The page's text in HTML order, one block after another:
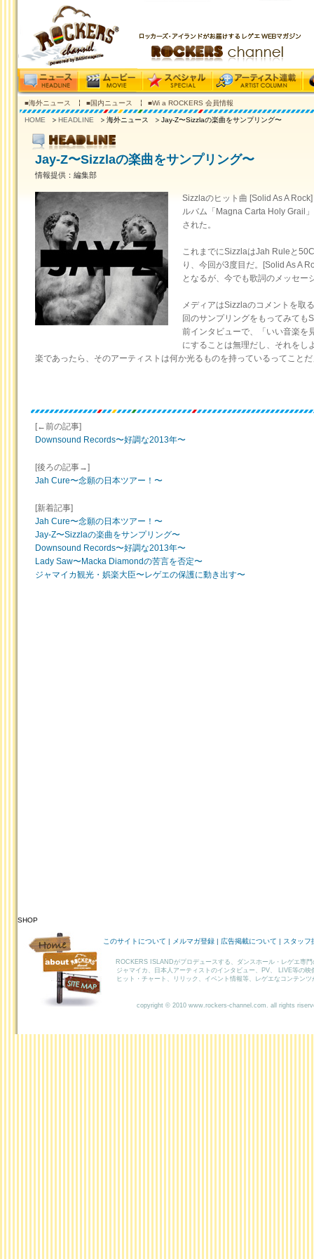
■海外ニュース ■国内ニュース ■Wi a ROCKERS 会員情報
HOME HEADLINE 海外ニュース Jay-Z〜Sizzlaの楽曲をサンプリング〜
Jay-Z〜Sizzlaの楽曲をサンプリング〜
情報提供：編集部
Sizzlaのヒット曲 [Solid As A
ルバム「Magna Carta Holy Grail
された。
これまでにSizzlaはJah Ruleと
り、今回が3度目だ。[Solid As A
となるが、今でも歌詞のメッセー
メディアはSizzlaのコメントを取
回のサンプリングをもってみても
前インタビューで、「いい音楽を
にすることは無理だし、それをし
楽であったら、そのアーティストは何か光るものを持っているってこと
[←前の記事]
Downsound Records〜好調な2013年〜
[後ろの記事→]
Jah Cure〜念願の日本ツアー！〜
[新着記事]
Jah Cure〜念願の日本ツアー！〜
Jay-Z〜Sizzlaの楽曲をサンプリング〜
Downsound Records〜好調な2013年〜
Lady Saw〜Macka Diamondの苦言を否定〜
ジャマイカ観光・娯楽大臣〜レゲエの保護に動き出す〜
HOME
ABOUT
ROCKERS
SITEMAP
SHOP
このサイトについて | メルマガ登録 | 広告掲載について | スタッフ
ROCKERS ISLANDがプロデュースする、ダンスホール・レゲエ専
ジャマイカ、日本人アーティストのインタビュー、PV、 LIVE等の映
ヒット・チャート、リリック、イベント情報等、レゲエなコンテン
copyright © 2010 www.rockers-channel.com. all rights